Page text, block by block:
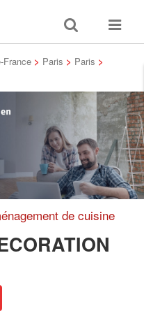
Toggle
search
Toggle
France > Paris > Paris >
de cuisine